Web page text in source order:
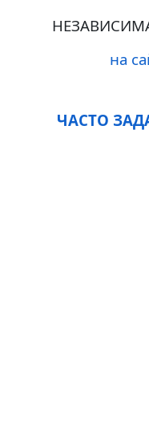
на
ЧАСТО